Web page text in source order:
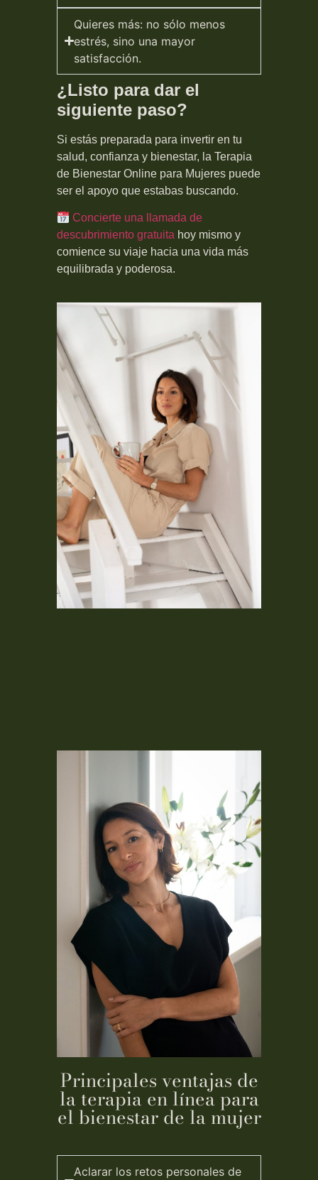
Quieres más: no sólo menos
estrés, sino una mayor
satisfacción.
¿Listo para dar el
siguiente paso?
Si estás preparada para invertir en tu
salud, confianza y bienestar, la Terapia
de Bienestar Online para Mujeres puede
ser el apoyo que estabas buscando.
Concierte una llamada de
descubrimiento gratuita hoy mismo y
comience su viaje hacia una vida más
equilibrada y poderosa.
Principales ventajas de
la terapia en línea para
el bienestar de la mujer
Aclarar los retos personales de